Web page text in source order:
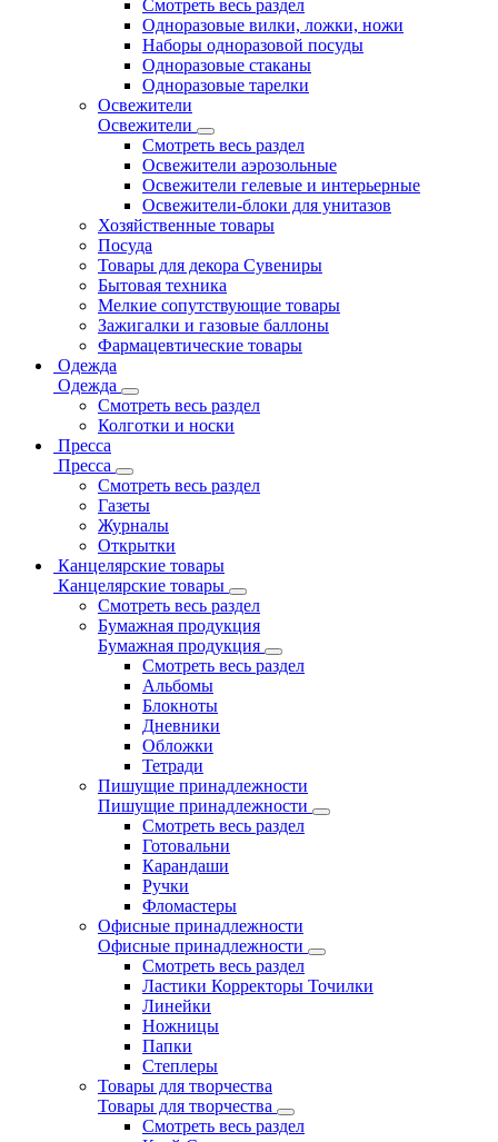
Смотреть весь раздел
Одноразовые вилки, ложки, ножи
Наборы одноразовой посуды
Одноразовые стаканы
Одноразовые тарелки
Освежители
Освежители
Смотреть весь раздел
Освежители аэрозольные
Освежители гелевые и интерьерные
Освежители-блоки для унитазов
Хозяйственные товары
Посуда
Товары для декора Сувениры
Бытовая техника
Мелкие сопутствующие товары
Зажигалки и газовые баллоны
Фармацевтические товары
Одежда
Одежда
Смотреть весь раздел
Колготки и носки
Пресса
Пресса
Смотреть весь раздел
Газеты
Журналы
Открытки
Канцелярские товары
Канцелярские товары
Смотреть весь раздел
Бумажная продукция
Бумажная продукция
Смотреть весь раздел
Альбомы
Блокноты
Дневники
Обложки
Тетради
Пишущие принадлежности
Пишущие принадлежности
Смотреть весь раздел
Готовальни
Карандаши
Ручки
Фломастеры
Офисные принадлежности
Офисные принадлежности
Смотреть весь раздел
Ластики Корректоры Точилки
Линейки
Ножницы
Папки
Степлеры
Товары для творчества
Товары для творчества
Смотреть весь раздел